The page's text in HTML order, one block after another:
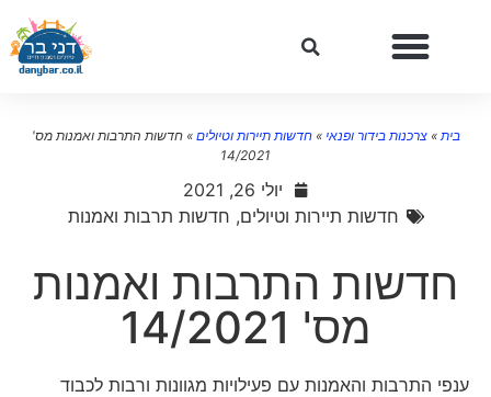
»צרכנות בידור ופנאי»חדשות תיירות וטיולים»חדשות התרבות ואמנות מס'
14/2021
יולי 26, 2021
חדשות תיירות וטיולים,חדשות תרבות ואמנות
חדשות התרבות ואמנות
מס' 14/2021
ענפי התרבות והאמנות עם פעילויות מגוונות ורבות לכבוד